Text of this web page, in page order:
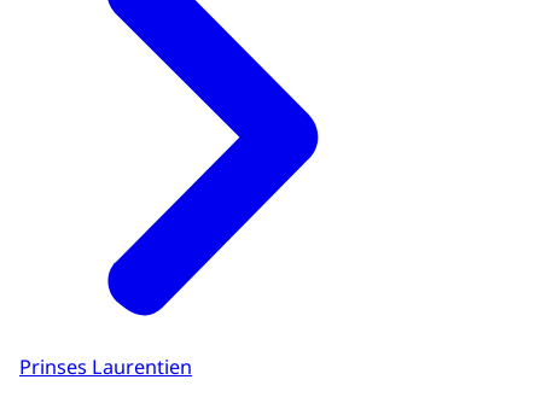
Prinses Laurentien